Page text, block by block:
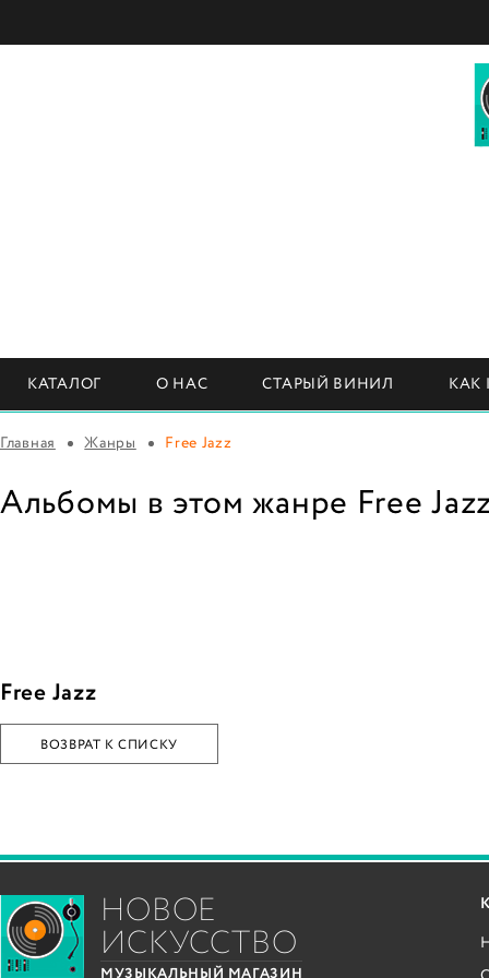
КАТАЛОГ О НАС СТАРЫЙ ВИНИЛ КАК
Главная Жанры Free Jazz
Альбомы в этом жанре Free
Free Jazz
ВОЗВРАТ К СПИСКУ
НОВОЕ
ИСКУССТВО
МУЗЫКАЛЬНЫЙ МАГАЗИН